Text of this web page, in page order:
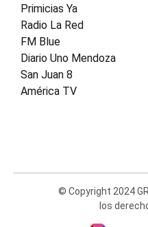
Primicias Ya
Radio La Red
FM Blue
Diario Uno Mendoza
San Juan 8
América TV
© Copyright 2024
los